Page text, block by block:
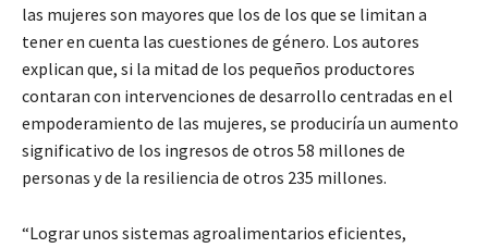
las mujeres son mayores que los de los que se limitan a
tener en cuenta las cuestiones de género. Los autores
explican que, si la mitad de los pequeños productores
contaran con intervenciones de desarrollo centradas en el
empoderamiento de las mujeres, se produciría un aumento
significativo de los ingresos de otros 58 millones de
personas y de la resiliencia de otros 235 millones.
“Lograr unos sistemas agroalimentarios eficientes,